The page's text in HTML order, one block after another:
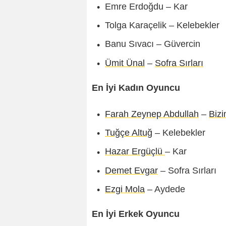
Emre Erdoğdu – Kar
Tolga Karaçelik – Kelebekler
Banu Sıvacı – Güvercin
Ümit Ünal – Sofra Sırları
En İyi Kadın Oyuncu
Farah Zeynep Abdullah –
Tuğçe Altuğ – Kelebekler
Hazar Ergüçlü – Kar
Demet Evgar – Sofra Sırları
Ezgi Mola – Aydede
En İyi Erkek Oyuncu